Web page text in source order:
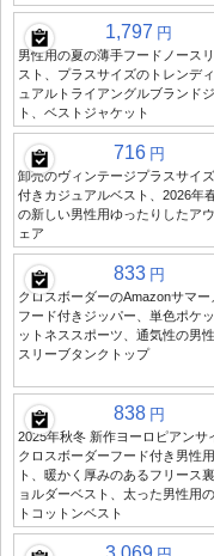
1,797 円
男性用の夏の薄手フードノース
スト、プラスサイズのトレンデ
ュアルトライアングルブランド
ト、ベストジャケット
716 円
卸売のヴィンテージプラスサイ
付きカジュアルベスト、2026年
の新しい男性用ゆったりしたア
ェア
833 円
クロスボーダーのAmazonサマー
フード付きジッパー、単色ポケ
ットネススポーツ、通気性の男
スリーブタンクトップ
838 円
2025年秋冬 新作ヨーロピアンサ
クロスボーダーフード付き男性
ト、暖かく厚みのあるフリース
ョルダーベスト、太った男性用
トコットンベスト